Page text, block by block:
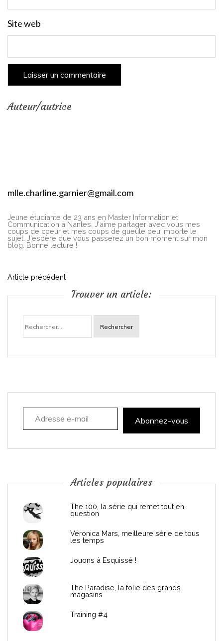
Site web
Auteur/autrice
mlle.charline.garnier@gmail.com
Jeune étudiante de 23 ans en Master Information et
Communication à Nantes. J'aime partager avec vous mes
coups de coeur et mes coups de gueule peu importe le
sujet. J'espère que vous passerez un bon moment sur mon
blog. Bonne lecture !
N
i
a
n
Article précédent
Trouver un article:
Rechercher :
Adresse e-mail
Abonnez-vous
Articles populaires
The 100, la série qui remet tout en
question
Véronica Mars, meilleure série de tous
les temps
Jouons à Esquissé !
The Paradise, la folie des grands
magasins
Training #4